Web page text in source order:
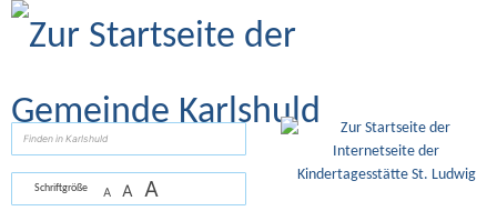
Zum Inhalt
Schriftgröße A A A